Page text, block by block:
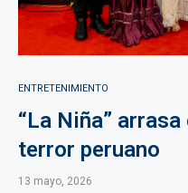
ENTRETENIMIENTO
“La Niña”
terror peruano
13 mayo, 2026